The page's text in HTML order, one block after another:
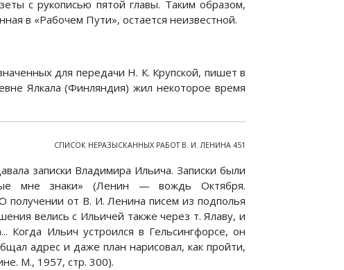
с рукописью пятой главы. Таким образом,
в «Рабочем Пути», остается неизвестной.
для передачи Н. К. Крупской, пишет в
Ялкала (Финляндия) жил некоторое время
СПИСОК НЕРАЗЫСКАННЫХ РАБОТ В. И. ЛЕНИНА 451
записки Владимира Ильича. Записки были
мне знаки» (Ленин — вождь Октября.
получении от В. И. Ленина писем из подполья
велись с Ильичей также через т. Ялаву, и
Ильич устроился в Гельсингфорсе, он
адрес и даже план нарисовал, как пройти,
М., 1957, стр. 300).